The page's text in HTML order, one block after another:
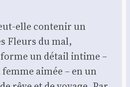
elle contenir un
Fleurs du mal,
un détail intime –
aimée – en un